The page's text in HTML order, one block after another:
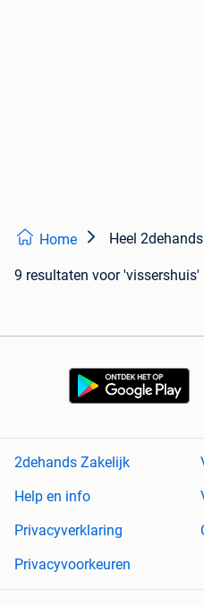
Home Heel 2dehands
9 resultaten voor 'vissershuis'
2dehands Zakelijk
Help en info
Privacyverklaring
Privacyvoorkeuren